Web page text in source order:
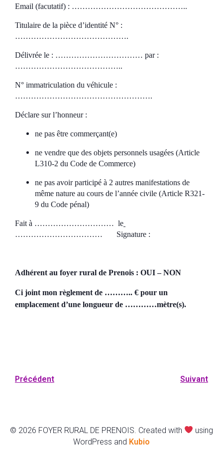
Email (facutatif) : ……………………………………..
Titulaire de la pièce d’identité N° :
…………………………………….
Délivrée le : …………………………… par :
…………………………………..
N° immatriculation du véhicule :
…………………………………………….
Déclare sur l’honneur :
ne pas être commerçant(e)
ne vendre que des objets personnels usagées (Article
L310-2 du Code de Commerce)
ne pas avoir participé à 2 autres manifestations de
même nature au cours de l’année civile (Article R321-
9 du Code pénal)
Fait à ………………………… le
…………………………… Signature :
Adhérent au foyer rural de Prenois : OUI – NON
Ci joint mon règlement de ……….. € pour un
emplacement d’une longueur de …………mètre(s).
Précédent Suivant
© 2026 FOYER RURAL DE PRENOIS. Created with
using
WordPress and Kubio